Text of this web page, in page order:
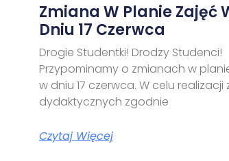
Zmiana W Planie Zajęć
Dniu 17 Czerwca
Drogie Studentki! Drodzy Studenci!
Przypominamy o zmianach w
w dniu 17 czerwca. W celu realizacji
dydaktycznych zgodnie
Czytaj Więcej